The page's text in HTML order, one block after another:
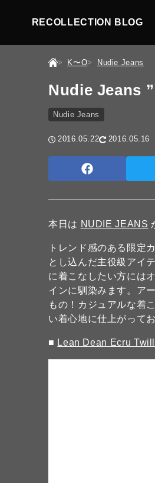
RECOLLECTION BLOG
K〜O Nudie Jeans
Nudie Jeans
Nudie Jeans
2016.05.22 2016.05.16
本日は NUDIE JEANS
トレンド感のある限定
とし込んだ主役級アイ
に着こなしたい方には
インに馴染みます。ア
もの！カジュアルな着
い着心地に仕上がって
■ Lean Dean Ecru